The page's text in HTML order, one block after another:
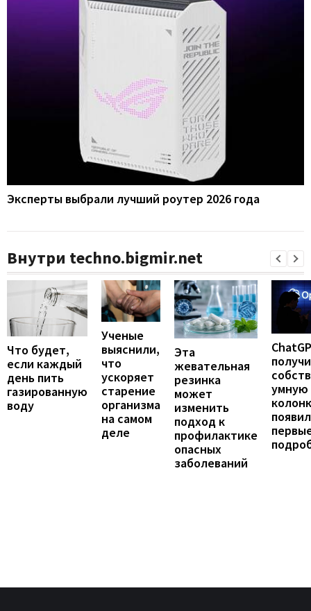
Эксперты выбрали лучший роутер 2026 года
Внутри techno.bigmir.net
Что будет,
если каждый
день пить
газированную
воду
Ученые
выяснили,
что
ускоряет
старение
организма
на самом
деле
Эта
жевательная
резинка
может
изменить
подход к
профилактике
опасных
заболеваний
умную